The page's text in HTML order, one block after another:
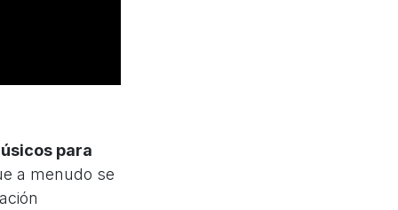
para
a menudo se